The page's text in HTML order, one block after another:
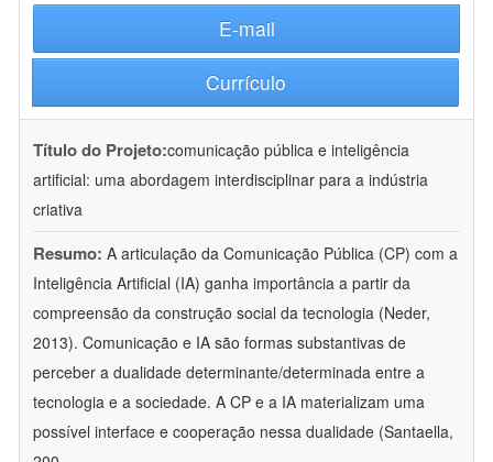
E-mail
Currículo
Título do Projeto:comunicação pública e inteligência
artificial: uma abordagem interdisciplinar para a indústria
criativa
Resumo: A articulação da Comunicação Pública (CP) com a
Inteligência Artificial (IA) ganha importância a partir da
compreensão da construção social da tecnologia (Neder,
2013). Comunicação e IA são formas substantivas de
perceber a dualidade determinante/determinada entre a
tecnologia e a sociedade. A CP e a IA materializam uma
possível interface e cooperação nessa dualidade (Santaella,